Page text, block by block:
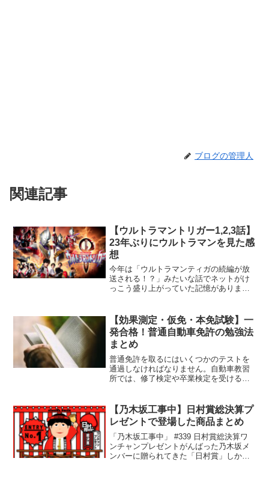
ブログの管理人
関連記事
【ウルトラマントリガー1,2,3話】
23年ぶりにウルトラマンを見た感
想
今年は「ウルトラマンティガの続編が放
送される！？」みたいな話でネットがけ
っこう盛り上がっていた記憶がありま
た。Youtubeの公式チャンネルで配信がさ
れていたのをたまたま...
【効果測定・仮免・本免試験】一
発合格！普通自動車免許の勉強法
まとめ
普通免許を取るにはいくつかのテストを
通過しなければなりません。自動車教習
所では、修了検定や卒業検定を受ける前
ーでは学科試験があります。人によって
は「全然点数が取れな...
【乃木坂工事中】日村賞総決算プ
レゼントで登場した商品まとめ
「乃木坂工事中」 #339 日村賞総決算ワ
ンチャンプレゼントがんばった乃木坂メ
ンバーに贈られてきた「日村賞」しか